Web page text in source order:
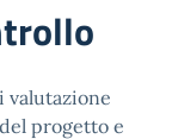
valutazione
progetto e